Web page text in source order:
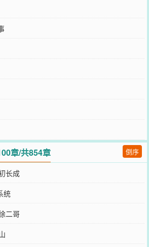
章/共854章 倒序
长成
统
二哥